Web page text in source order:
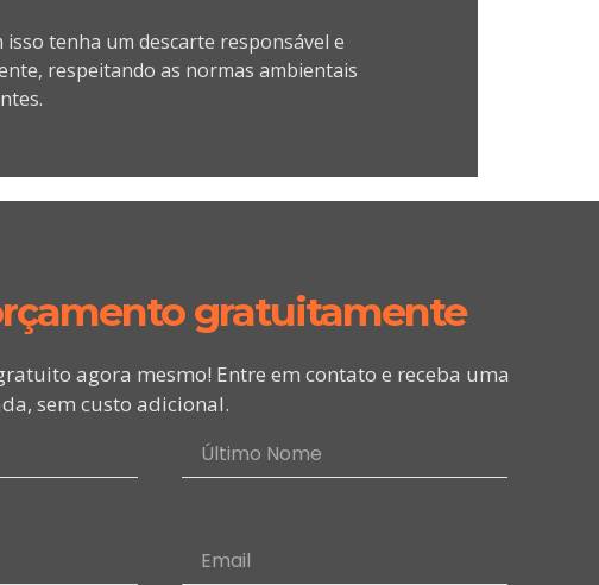
isso tenha um descarte responsável e
respeitando as normas ambientais
gratuitamente
agora mesmo! Entre em contato e receba uma
sem custo adicional.